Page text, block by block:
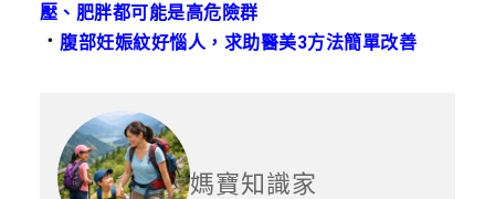
壓、肥胖都可能是高危險群
． 腹部妊娠紋好惱人，求助醫美3方法簡單改善
媽寶知識家